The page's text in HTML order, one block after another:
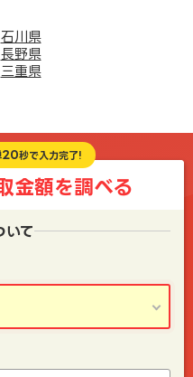
石川県
長野県
三重県
20秒で入力完了!
金額を調べる
いて